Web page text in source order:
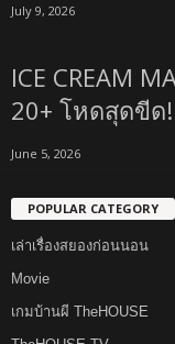
July 9, 2026
ICE CREAM
20+ โหดสุดขีด!
June 5, 2026
POPULAR CATEGORY
เล่าเรื่องสยองก่อนนอน
Movie
เกมบ้านผี TheHOUSE